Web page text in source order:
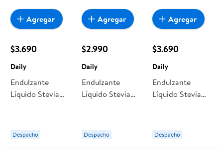
$3.690
Daily
Endulzante
Líquido Stevia
Despacho
Agregar
$2.990
Daily
Endulzante
Líquido Stevia
Despacho
Agregar
$3.690
Daily
Endulzante
Líquido Stevia
Despacho
Agregar